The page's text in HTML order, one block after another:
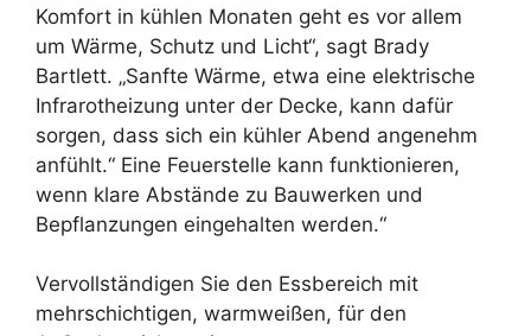
Komfort in kühlen Monaten geht es vor allem
um Wärme, Schutz und Licht“, sagt Brady
Bartlett. „Sanfte Wärme, etwa eine elektrische
Infrarotheizung unter der Decke, kann dafür
sorgen, dass sich ein kühler Abend angenehm
anfühlt.“ Eine Feuerstelle kann funktionieren,
wenn klare Abstände zu Bauwerken und
Bepflanzungen eingehalten werden.“
Vervollständigen Sie den Essbereich mit
mehrschichtigen, warmweißen, für den